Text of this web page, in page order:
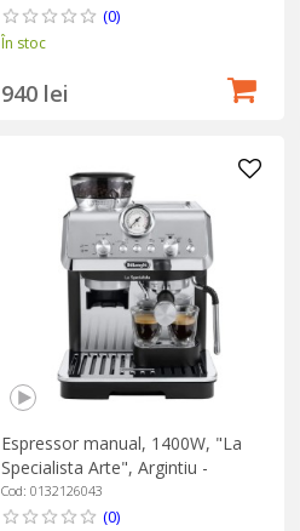
(0)
În stoc
940 lei
Espressor manual, 1400W, "La
Specialista Arte", Argintiu -
DeLonghi
Cod: 0132126043
(0)